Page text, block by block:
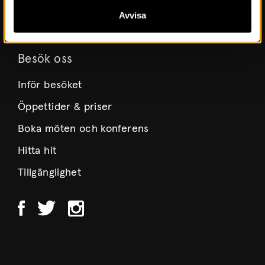
Avvisa
Besök oss
Inför besöket
Öppettider & priser
Boka möten och konferens
Hitta hit
Tillgänglighet